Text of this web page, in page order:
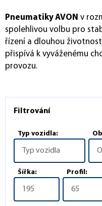
Pneumatiky AVON v
spolehlivou volbu pro
řízení a dlouhou
přispívá k vyváženému
provozu.
Filtrování
Typ vozidla:
Typ vozidla
Šířka:
195
Profil:
65